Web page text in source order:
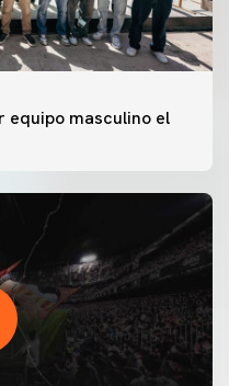
equipo masculino el